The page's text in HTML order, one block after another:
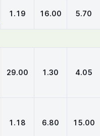
1.19 16.00 5.70
29.00 1.30 4.05
1.18 6.80 15.00